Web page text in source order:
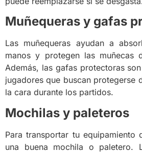
Muñequeras y gafas
Las muñequeras ayudan a
manos y protegen las muñecas
Además, las gafas protectoras
jugadores que buscan protegerse
la cara durante los partidos.
Mochilas y paleteros
Para transportar tu equipamiento
una buena mochila o paletero.